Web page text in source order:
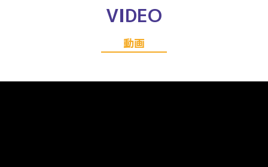
VIDEO
動画